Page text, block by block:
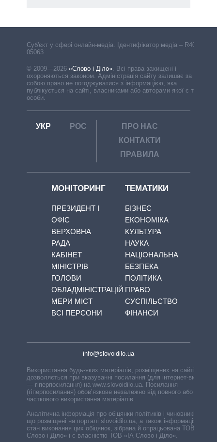
Cуб'єкт у сфері онлайн-медіа. Ідентифікатор медіа – R40-
05063
© 2009—2026 «Слово і Діло»
Всі права захищені і
охороняються законом. Адміністрація сайту залишає за
собою право не погоджуватися з інформацією, яка
публікується на сайті, власниками або авторами якої є треті
особи.
УКР РОС
ПРО НАС
КОНТАКТИ
ПРАВИЛА
МОНІТОРИНГ
ПРЕЗИДЕНТ І
ОФІС
ВЕРХОВНА
РАДА
КАБІНЕТ
МІНІСТРІВ
ГОЛОВИ
ОБЛАДМІНІСТРАЦІЙ
МЕРИ МІСТ
ВСІ ПЕРСОНИ
ТЕМАТИКИ
БІЗНЕС
ЕКОНОМІКА
КУЛЬТУРА
НАУКА
НАЦІОНАЛЬНА
БЕЗПЕКА
ПОЛІТИКА
ПРАВО
СУСПІЛЬСТВО
ФІНАНСИ
info@slovoidilo.ua
Використання будь-яких матеріалів, розміщених на сайті,
дозволяється при вказуванні посилання (для інтернет-видань
— гіперпосилання) на www.slovoidilo.ua. Посилання
(гіперпосилання) обов’язкове незалежно від повного або
часткового використання матеріалів.
Аналітична інформація про обіцянки політиків і чиновників,
що розміщені на порталі slovoidilo.ua, а також інформація про
стан виконання цих обіцянок, зібрана й опрацьована ТОВ «ІА
Слово і Діло» і є власністю ТОВ «ІА Слово і Діло».